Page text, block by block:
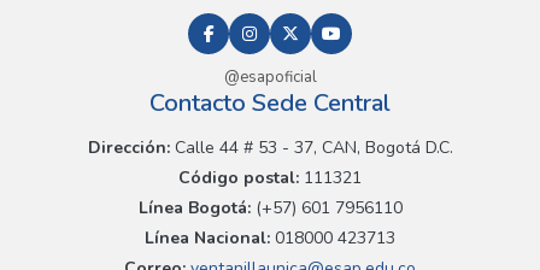
@esapoficial
Contacto Sede Central
Dirección:Calle 44 # 53 - 37, CAN, Bogotá D.C.
Código postal: 111321
Línea Bogotá:(+57) 601 7956110
Línea Nacional: 018000 423713